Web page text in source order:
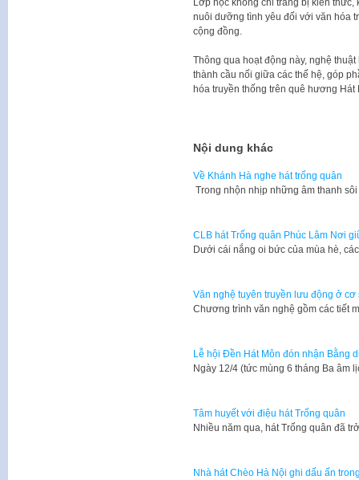
Lớp học không chỉ trang bị kiến
nuôi dưỡng tình yêu đối với văn hóa
cộng đồng.
Thông qua hoạt động này, nghệ
thành cầu nối giữa các thế hệ, góp
hóa truyền thống trên quê hương Hát
Nội dung khác
Về Khánh Hà nghe hát trống quân
Trong nhộn nhịp những âm thanh
CLB hát Trống quân Phúc Lâm Nơi
Dưới cái nắng oi bức của mùa hè,
Văn nghệ tuyên truyền lưu động ở
Chương trình văn nghệ gồm các tiết
Lễ hội Đền Hát Môn đón nhận Bằng
Ngày 12/4 (tức mùng 6 tháng Ba âm
Tâm huyết với điệu hát Trống quân
Nhiều năm qua, hát Trống quân đã
Nhà hát Chèo Hà Nội ghi dấu ấn